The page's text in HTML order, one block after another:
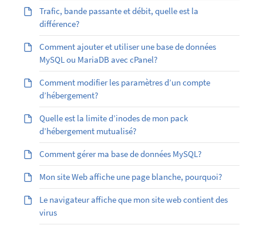
Trafic, bande passante et débit, quelle est la
différence?
Comment ajouter et utiliser une base de données
MySQL ou MariaDB avec cPanel?
Comment modifier les paramètres d’un compte
d’hébergement?
Quelle est la limite d’inodes de mon pack
d’hébergement mutualisé?
Comment gérer ma base de données MySQL?
Mon site Web affiche une page blanche, pourquoi?
Le navigateur affiche que mon site web contient des
virus